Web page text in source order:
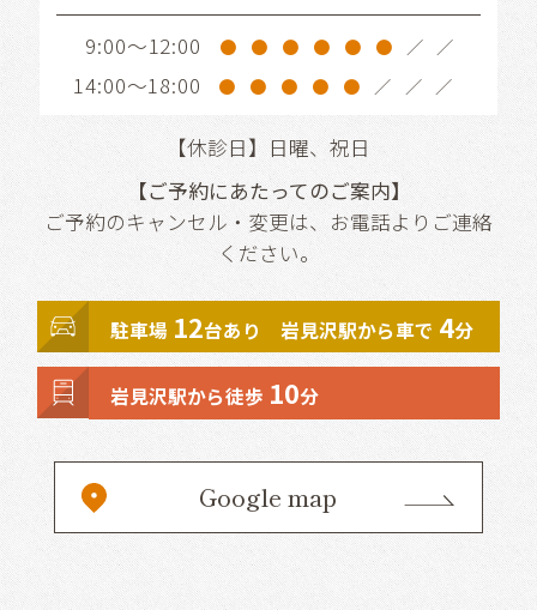
9:00～12:00 ● ● ● ● ● ● ／ ／
14:00～18:00 ● ● ● ● ● ／ ／ ／
【休診日】日曜、祝日
【ご予約にあたってのご案内】
ご予約のキャンセル・変更は、お電話よりご連絡
ください。
駐車場 12台あり 岩見沢駅から車で 4分
岩見沢駅から徒歩 10分
Google map